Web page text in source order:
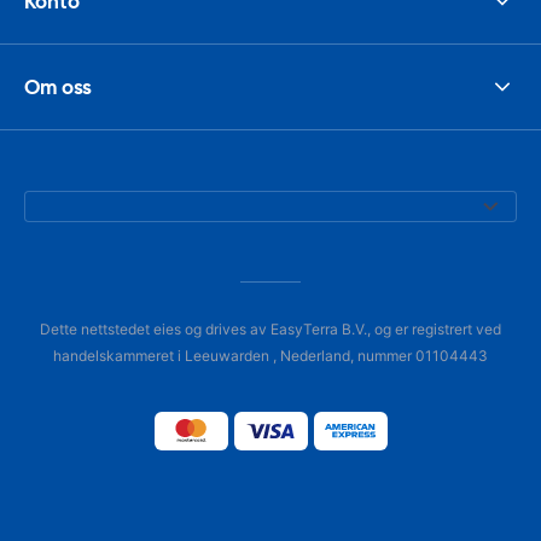
Om oss
Dette nettstedet eies og drives av EasyTerra B.V., og er registrert ved
handelskammeret i Leeuwarden , Nederland, nummer 01104443